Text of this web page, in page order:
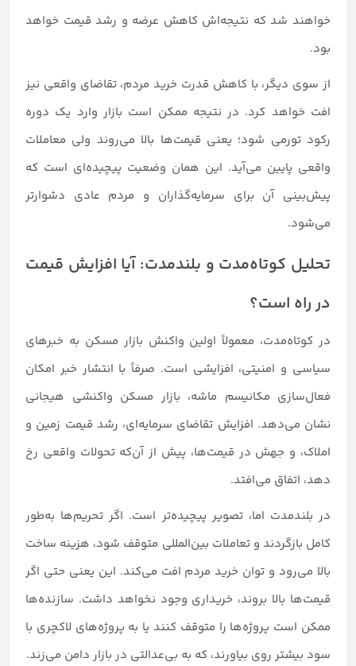
خواهند شد که نتیجه‌اش کاهش عرضه و رشد قیمت خواهد
بود.
از سوی دیگر، با کاهش قدرت خرید مردم، تقاضای واقعی نیز
افت خواهد کرد. در نتیجه ممکن است بازار وارد یک دوره
رکود تورمی شود؛ یعنی قیمت‌ها بالا می‌روند ولی معاملات
واقعی پایین می‌آید. این همان وضعیت پیچیده‌ای است که
پیش‌بینی آن برای سرمایه‌گذاران و مردم عادی دشوارتر
می‌شود.
تحلیل کوتاه‌مدت و بلندمدت: آیا افزایش قیمت
در راه است؟
در کوتاه‌مدت، معمولاً اولین واکنش بازار مسکن به خبرهای
سیاسی و امنیتی، افزایشی است. صرفاً با انتشار خبر امکان
فعال‌سازی مکانیسم ماشه، بازار مسکن واکنشی هیجانی
نشان می‌دهد. افزایش تقاضای سرمایه‌ای، رشد قیمت زمین و
املاک، و جهش در قیمت‌ها، پیش از آن‌که تحولات واقعی رخ
دهد، اتفاق می‌افتد.
در بلندمدت اما، تصویر پیچیده‌تر است. اگر تحریم‌ها به‌طور
کامل بازگردند و تعاملات بین‌المللی متوقف شود، هزینه ساخت
بالا می‌رود و توان خرید مردم افت می‌کند. این یعنی حتی اگر
قیمت‌ها بالا بروند، خریداری وجود نخواهد داشت. سازنده‌ها
ممکن است پروژه‌ها را متوقف کنند یا به پروژه‌های لاکچری با
سود بیشتر روی بیاورند، که به بی‌عدالتی در بازار دامن می‌زند.